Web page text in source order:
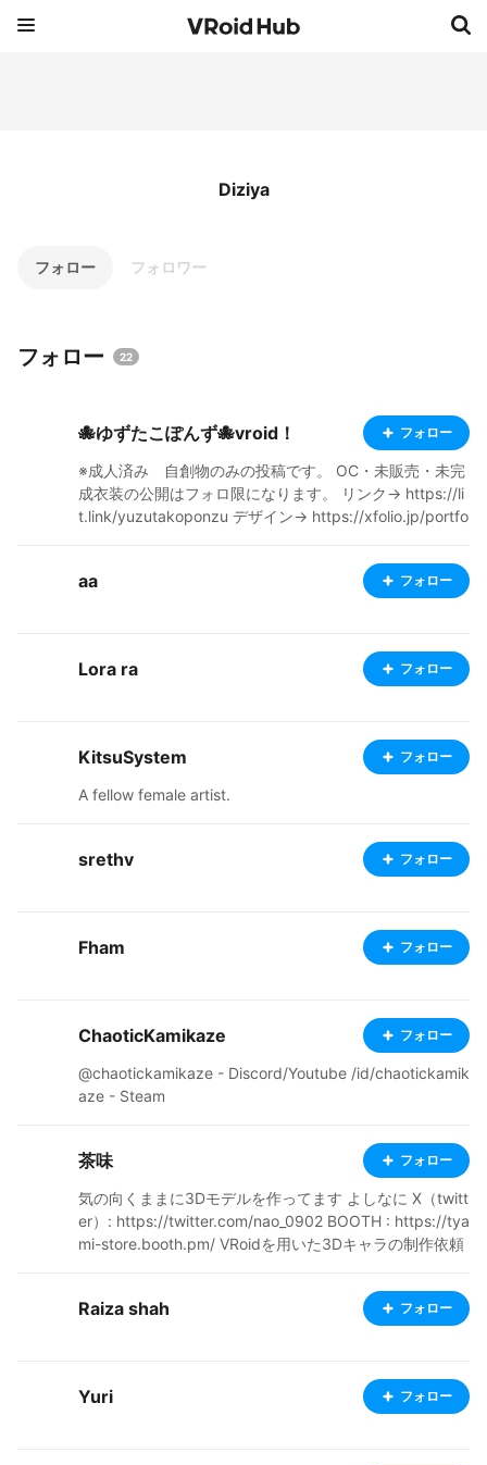
Diziya
フォロー フォロワー
フォロー 22
🐙ゆずたこぽんず🐙vroid！ フォロー
※成人済み 自創物のみの投稿です。 OC・未販売・未完
成衣装の公開はフォロ限になります。 リンク→ https://li
t.link/yuzutakoponzu デザイン→ https://xfolio.jp/portfo
koponzu_39 BOOTH→ https://seihuu.booth.pm/ コメン
トはお気軽に♩
aa フォロー
Lora ra フォロー
KitsuSystem フォロー
A fellow female artist.
srethv フォロー
Fham フォロー
ChaoticKamikaze フォロー
@chaotickamikaze - Discord/Youtube /id/chaotickamik
aze - Steam
茶味 フォロー
気の向くままに3Dモデルを作ってます よしなに X（twitt
er）: https://twitter.com/nao_0902 BOOTH : https://tya
mi-store.booth.pm/ VRoidを用いた3Dキャラの制作依頼
ています。お気軽にどうぞ 注）twitterはしょうもない事
しか呟いてません
Raiza shah フォロー
Yuri フォロー